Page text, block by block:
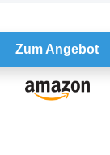
Zum Angebot